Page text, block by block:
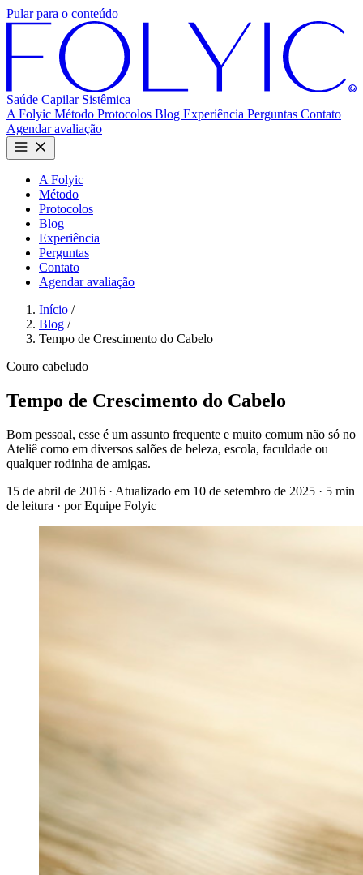
Pular para o conteúdo
Saúde Capilar Sistêmica
A Folyic Método Protocolos Blog Experiência Perguntas Contato
Agendar avaliação
A Folyic
Método
Protocolos
Blog
Experiência
Perguntas
Contato
Agendar avaliação
Início /
Blog /
Tempo de Crescimento do Cabelo
Couro cabeludo
Tempo de Crescimento do Cabelo
Bom pessoal, esse é um assunto frequente e muito comum não só no
Ateliê como em diversos salões de beleza, escola, faculdade ou
qualquer rodinha de amigas.
15 de abril de 2016 · Atualizado em 10 de setembro de 2025 · 5 min
de leitura · por Equipe Folyic